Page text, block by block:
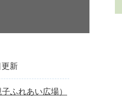
新
ふれあい広場）